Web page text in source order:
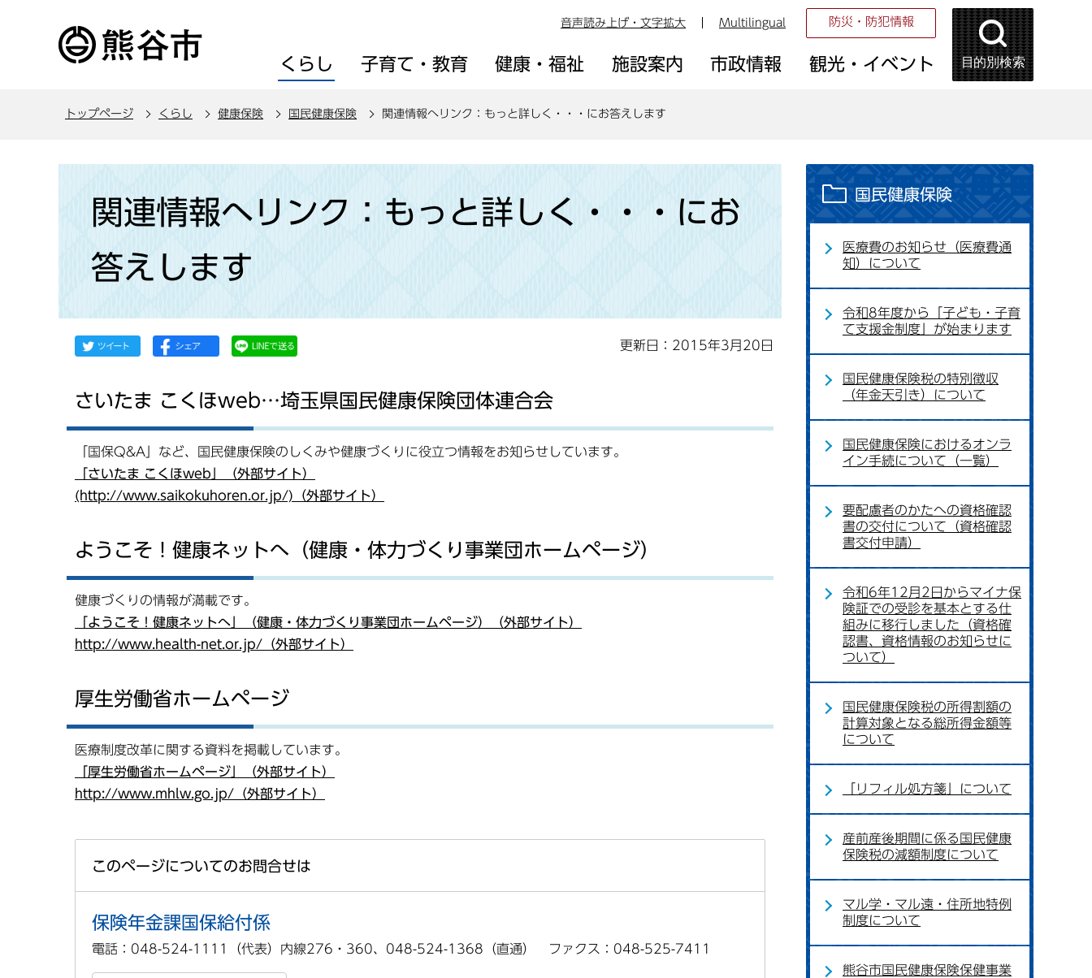
音声読み上げ・文字拡大 Multilingual 防災・防犯情報
くらし 子育て・教育 健康・福祉 施設案内 市政情報 観光・イベント 目的別検索
トップページ くらし 健康保険 国民健康保険 関連情報へリンク：もっと詳しく・・・にお答えします
関連情報へリンク：もっと詳しく・・・にお
答えします
更新日：2015年3月20日
さいたま こくほweb…埼玉県国民健康保険団体連合会
「国保Q&A」など、国民健康保険のしくみや健康づくりに役立つ情報をお知らせしています。
「さいたま こくほweb」（外部サイト）
(http://www.saikokuhoren.or.jp/)（外部サイト）
ようこそ！健康ネットへ（健康・体力づくり事業団ホームページ）
健康づくりの情報が満載です。
「ようこそ！健康ネットへ」（健康・体力づくり事業団ホームページ）（外部サイト）
http://www.health-net.or.jp/（外部サイト）
厚生労働省ホームページ
医療制度改革に関する資料を掲載しています。
「厚生労働省ホームページ」（外部サイト）
http://www.mhlw.go.jp/（外部サイト）
このページについてのお問合せは
保険年金課国保給付係
電話：048-524-1111（代表）内線276・360、048-524-1368（直通） ファクス：048-525-7411
国民健康保険
医療費のお知らせ（医療費通
知）について
令和8年度から「子ども・子育
て支援金制度」が始まります
国民健康保険税の特別徴収
（年金天引き）について
国民健康保険におけるオンラ
イン手続について（一覧）
要配慮者のかたへの資格確認
書の交付について（資格確認
書交付申請）
令和6年12月2日からマイナ保
険証での受診を基本とする仕
組みに移行しました（資格確
認書、資格情報のお知らせに
ついて）
国民健康保険税の所得割額の
計算対象となる総所得金額等
について
「リフィル処方箋」について
産前産後期間に係る国民健康
保険税の減額制度について
マル学・マル遠・住所地特例
制度について
熊谷市国民健康保険保健事業